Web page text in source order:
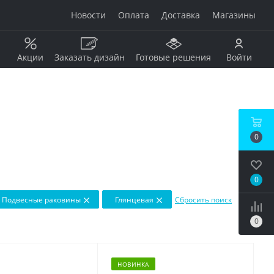
Новости Оплата Доставка Магазины
Моноколор
Металл
Акции Заказать дизайн Готовые решения Войти
Подвесные раковины Глянцевая Сбросить поиск
НОВИНКА
0
0
0